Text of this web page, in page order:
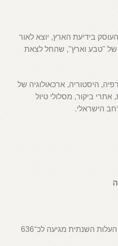
בידיעת הארץ, יוצא לאור
דרכו של "טבע וארץ", שהחל לצאת
היסטוריה, ארכאולוגיה של
ביקור, מסלולי טיול
הישראלי.
אם רוכשים כל גיליון בנפרד, העלות השנתית מגיעה לכ־636